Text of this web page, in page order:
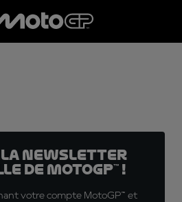
la Newsletter
de MotoGP™ !
votre compte MotoGP™ et